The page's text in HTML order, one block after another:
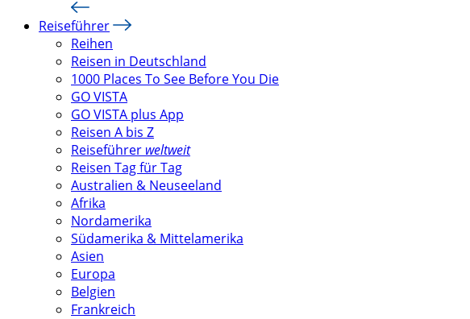
Reiseführer
Reihen
Reisen in Deutschland
1000 Places To See Before You Die
GO VISTA
GO VISTA plus App
Reisen A bis Z
Reiseführer weltweit
Reisen Tag für Tag
Australien & Neuseeland
Afrika
Nordamerika
Südamerika & Mittelamerika
Asien
Europa
Belgien
Frankreich